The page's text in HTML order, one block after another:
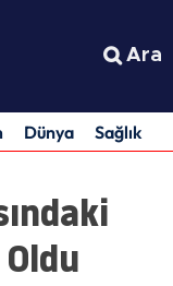
Ara
Dünya Sağlık